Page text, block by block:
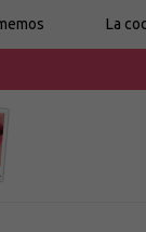
La cocina